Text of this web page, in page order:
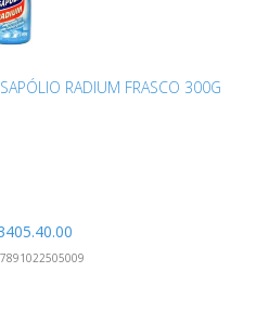
RADIUM FRASCO 300G
7891022505009